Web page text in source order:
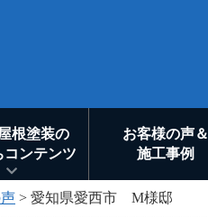
根塗装の
コンテンツ
お客様の声＆
施工事例
> 愛知県愛西市 M様邸